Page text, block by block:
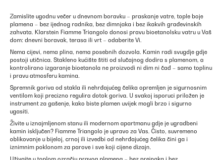
Zamislite ugodnu večer u dnevnom boravku – praskanje vatre, tople boje
plamena – bez ijednog radnika, bez dimnjaka i bez ikakvih građevinskih
zahvata. Klarstein Fiamme Triangolo donosi pravu bioetanolsku vatru u Vaš
dom: dnevni boravak, terasa ili vrt – odaberite Vi.
Nema cijevi, nema plina, nema posebnih dozvola. Kamin radi svugdje gdje
postoji utičnica. Stakleno kućište štiti od slučajnog dodira s plamenom, a
kontrolirano izgaranje bioetanola ne proizvodi ni dim ni čađ – samo toplinu
i pravu atmosferu kamina.
Spremnik goriva od stakla ili nehrđajućeg čelika opremljen je sigurnosnim
ventilom koji precizno regulira dotok goriva. U svakoj isporuci priložen je
instrument za gašenje, kako biste plamen uvijek mogli brzo i sigurno
ugasiti.
Živite u iznajmljenom stanu ili modernom apartmanu gdje je ugradbeni
kamin isključen? Fiamme Triangolo je upravo za Vas. Čisto, suvremeno
oblikovanje u bijeloj, crnoj ili izvedbi od nehrđajućeg čelika čini ga i
iznimnim poklonom za parove i sve koji cijene dizajn.